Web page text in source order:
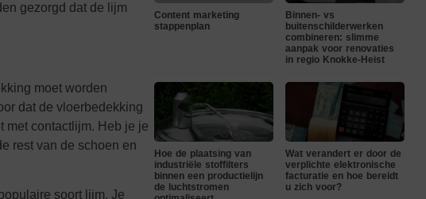
gezorgd dat de lijm
moet worden
dat de vloerbedekking
met contactlijm. Heb je je
rest van de schoen en
soort lijm. Je
Content marketing
stappenplan
Binnen- vs
buitenschilderwerken
combineren: slimme
aanpak voor renovaties
in regio Knokke-Heist
Hoe de plaatsing van
industriële stoffilters
binnen een productielijn
de luchtstromen
Wat verandert er door de
verplichte elektronische
facturatie en hoe bereidt
u zich voor?